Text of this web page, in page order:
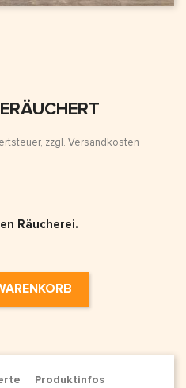
zzgl. Versandkosten
Räucherei.
Produktinfos